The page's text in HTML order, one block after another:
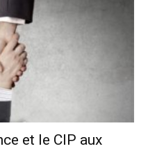
et le CIP aux